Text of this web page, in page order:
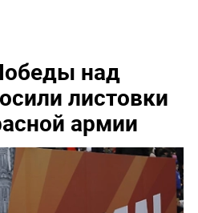
над
листовки
армии